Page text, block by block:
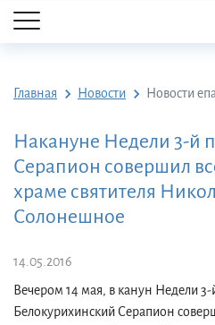
Главная Новости Новости
Накануне Недели 3-й
Серапион совершил
храме святителя
Солонешное
14.05.2016
Вечером 14 мая, в канун Недели
Белокурихинский Серапион